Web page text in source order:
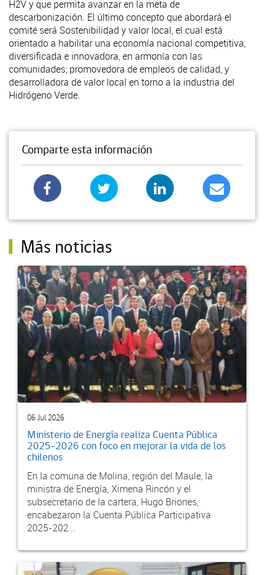
H2V y que permita avanzar en la meta de
descarbonización. El último concepto que abordará el
comité será Sostenibilidad y valor local, el cual está
orientado a habilitar una economía nacional competitiva,
diversificada e innovadora, en armonía con las
comunidades; promovedora de empleos de calidad, y
desarrolladora de valor local en torno a la industria del
Hidrógeno Verde.
Comparte esta información
Más noticias
06 Jul 2026
Ministerio de Energía realiza Cuenta Pública
2025-2026 con foco en mejorar la vida de los
chilenos
En la comuna de Molina, región del Maule, la
ministra de Energía, Ximena Rincón y el
subsecretario de la cartera, Hugo Briones,
encabezaron la Cuenta Pública Participativa
2025-202...